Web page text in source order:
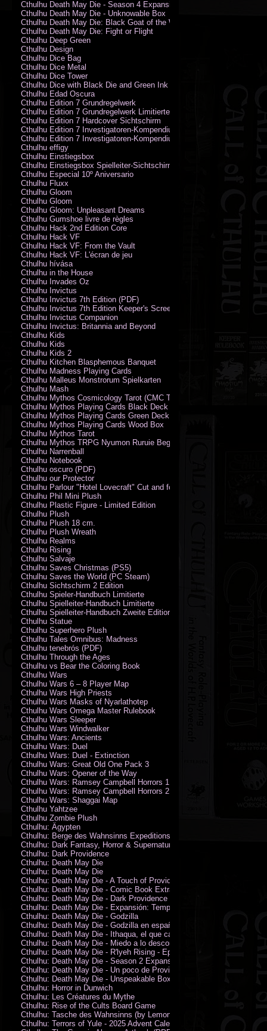
Cthulhu Death May Die - Season 4 Expansion
Cthulhu Death May Die - Unknowable Box
Cthulhu Death May Die: Black Goat of the Woods
Cthulhu Death May Die: Fight or Flight
Cthulhu Deep Green
Cthulhu Design
Cthulhu Dice Bag
Cthulhu Dice Metal
Cthulhu Dice Tower
Cthulhu Dice with Black Die and Green Ink
Cthulhu Edad Oscura
Cthulhu Edition 7 Grundregelwerk
Cthulhu Edition 7 Grundregelwerk Limitierte Edition
Cthulhu Edition 7 Hardcover Sichtschirm
Cthulhu Edition 7 Investigatoren-Kompendium
Cthulhu Edition 7 Investigatoren-Kompendium Limitierte Edition
Cthulhu effigy
Cthulhu Einstiegsbox
Cthulhu Einstiegsbox Spielleiter-Sichtschirm
Cthulhu Especial 10º Aniversario
Cthulhu Fluxx
Cthulhu Gloom
Cthulhu Gloom
Cthulhu Gloom: Unpleasant Dreams
Cthulhu Gumshoe livre de règles
Cthulhu Hack 2nd Edition Core
Cthulhu Hack VF
Cthulhu Hack VF: From the Vault
Cthulhu Hack VF: L'écran de jeu
Cthulhu hívása
Cthulhu in the House
Cthulhu Invades Oz
Cthulhu Invictus
Cthulhu Invictus 7th Edition (PDF)
Cthulhu Invictus 7th Edition Keeper's Screen
Cthulhu Invictus Companion
Cthulhu Invictus: Britannia and Beyond
Cthulhu Kids
Cthulhu Kids
Cthulhu Kids 2
Cthulhu Kitchen Blasphemous Banquet
Cthulhu Madness Playing Cards
Cthulhu Malleus Monstrorum Spielkarten
Cthulhu Mash
Cthulhu Mythos Cosmicology Tarot (CMC Tarot - Old Whispers)
Cthulhu Mythos Playing Cards Black Deck
Cthulhu Mythos Playing Cards Green Deck
Cthulhu Mythos Playing Cards Wood Box
Cthulhu Mythos Tarot
Cthulhu Mythos TRPG Nyumon Ruruie Beginners
Cthulhu Narrenball
Cthulhu Notebook
Cthulhu oscuro (PDF)
Cthulhu our Protector
Cthulhu Parlour "Hotel Lovecraft" Cut and fold Game-Cards
Cthulhu Phil Mini Plush
Cthulhu Plastic Figure - Limited Edition
Cthulhu Plush
Cthulhu Plush 18 cm.
Cthulhu Plush Wreath
Cthulhu Realms
Cthulhu Rising
Cthulhu Salvaje
Cthulhu Saves Christmas (PS5)
Cthulhu Saves the World (PC Steam)
Cthulhu Sichtschirm 2 Edition
Cthulhu Spieler-Handbuch Limitierte
Cthulhu Spielleiter-Handbuch Limitierte
Cthulhu Spielleiter-Handbuch Zweite Edition
Cthulhu Statue
Cthulhu Superhero Plush
Cthulhu Tales Omnibus: Madness
Cthulhu tenebrós (PDF)
Cthulhu Through the Ages
Cthulhu vs Bear the Coloring Book
Cthulhu Wars
Cthulhu Wars 6 – 8 Player Map
Cthulhu Wars High Priests
Cthulhu Wars Masks of Nyarlathotep
Cthulhu Wars Omega Master Rulebook
Cthulhu Wars Sleeper
Cthulhu Wars Windwalker
Cthulhu Wars: Ancients
Cthulhu Wars: Duel
Cthulhu Wars: Duel - Extinction
Cthulhu Wars: Great Old One Pack 3
Cthulhu Wars: Opener of the Way
Cthulhu Wars: Ramsey Campbell Horrors 1
Cthulhu Wars: Ramsey Campbell Horrors 2
Cthulhu Wars: Shaggai Map
Cthulhu Yahtzee
Cthulhu Zombie Plush
Cthulhu: Ägypten
Cthulhu: Berge des Wahnsinns Expeditionspack
Cthulhu: Dark Fantasy, Horror & Supernatural Movies
Cthulhu: Dark Providence
Cthulhu: Death May Die
Cthulhu: Death May Die
Cthulhu: Death May Die - A Touch of Providence
Cthulhu: Death May Die - Comic Book Extras vol. 2
Cthulhu: Death May Die - Dark Providence Investigators
Cthulhu: Death May Die - Expansión: Temporada 2
Cthulhu: Death May Die - Godzilla
Cthulhu: Death May Die - Godzilla en español
Cthulhu: Death May Die - Ithaqua, el que camina en el viento
Cthulhu: Death May Die - Miedo a lo desconocido
Cthulhu: Death May Die - R'lyeh Rising - Epic Episode
Cthulhu: Death May Die - Season 2 Expansion
Cthulhu: Death May Die - Un poco de Providence
Cthulhu: Death May Die - Unspeakable Box
Cthulhu: Horror in Dunwich
Cthulhu: Les Créatures du Mythe
Cthulhu: Rise of the Cults Board Game
Cthulhu: Tasche des Wahnsinns (by Lemonfish)
Cthulhu: Terrors of Yule - 2025 Advent Calendar